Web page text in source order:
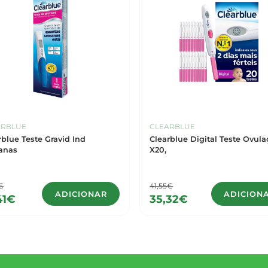
Teste Gravid Ind
ADICIONAR
CLEARBLUE
Clearblue Digital Teste
X20,
41,55€
35,32€